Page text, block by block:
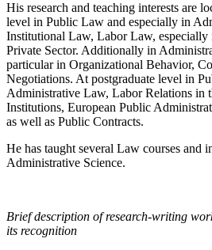
His research and teaching interests are
level in Public Law and especially in
Institutional Law, Labor Law, especially
Private Sector. Additionally in
particular in Organizational Behavior,
Negotiations. At postgraduate level in
Administrative Law, Labor Relations in
Institutions, European Public
as well as Public Contracts.
He has taught several Law courses and
Administrative Science.
Brief description of research-writing
its recognition